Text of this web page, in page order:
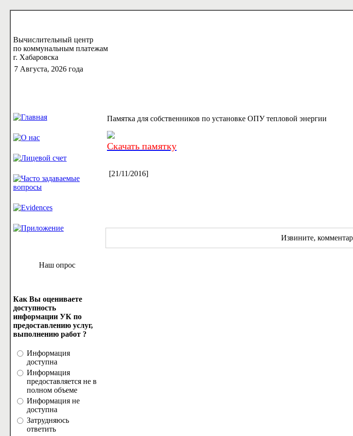
Вычислительный центр
по коммунальным платежам
г. Хабаровска
7 Августа, 2026 года
Наш опрос
Как Вы оцениваете
доступность
информации УК по
предоставлению услуг,
выполнению работ ?
Информация
доступна
Информация
предоставляется не в
полном объеме
Информация не
доступна
Затрудняюсь
ответить
Памятка для собственников по установке ОПУ тепловой энергии
Скачать памятку
[21/11/2016]
Извините,